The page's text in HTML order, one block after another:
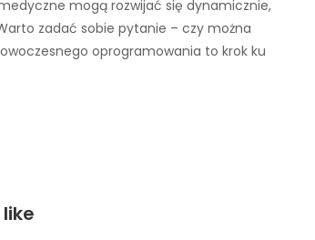
mogą rozwijać się dynamicznie,
zadać sobie pytanie – czy można
oprogramowania to krok ku